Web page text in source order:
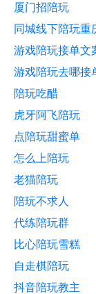
厦门招陪玩
同城线下陪玩重
游戏陪玩接单文
游戏陪玩去哪接
陪玩吃醋
虎牙阿飞陪玩
点陪玩甜蜜单
怎么上陪玩
老猫陪玩
陪玩不求人
代练陪玩群
比心陪玩雪糕
自走棋陪玩
抖音陪玩教主